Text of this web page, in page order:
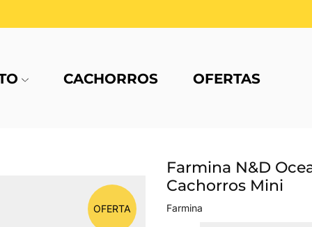
CACHORROS OFERTAS
OFERTA
Farmina N&D
Cachorros Mini
Farmina